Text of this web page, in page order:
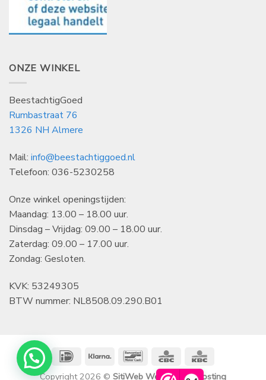
ONZE WINKEL
BeestachtigGoed
Rumbastraat 76
1326 NH Almere
Mail: info@beestachtiggoed.nl
Telefoon: 036-5230258
Onze winkel openingstijden:
Maandag: 13.00 – 18.00 uur.
Dinsdag – Vrijdag: 09.00 – 18.00 uur.
Zaterdag: 09.00 – 17.00 uur.
Zondag: Gesloten.
KVK: 53249305
BTW nummer: NL8508.09.290.B01
IDeal Klarna BancontactCBC
Copyright 2026 © SitiWeb Websites en Hosting